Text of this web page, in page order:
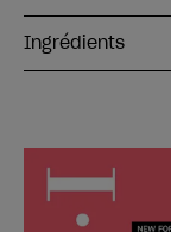
Ingrédients